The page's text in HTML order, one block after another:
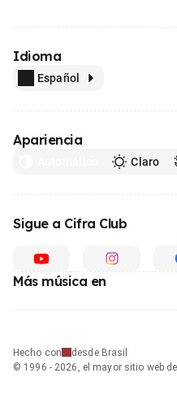
Idioma
Español
Apariencia
Claro
Sigue a Cifra Club
Más música en
Hecho con
desde Brasil
© 1996 - 2026, el mayor sitio web